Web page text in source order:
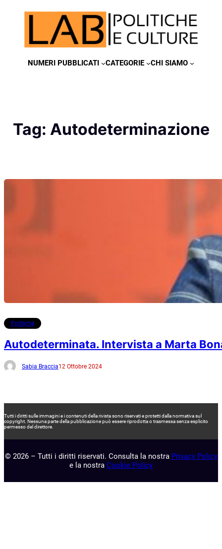
NUMERI PUBBLICATI CATEGORIE CHI SIAMO
Tag: Autodeterminazione
Politiche
Autodeterminata. Intervista a Marta
Sabia Braccia12 Ottobre 2024
Tutti i diritti sulle immagini e i contenuti della rivista sono riservati e protetti dalla normativa sul
copyright. Nessuna parte della pubblicazione può essere riprodotta o trasmessa senza esplicito
permesso del direttore.
© 2026 – Tutti i diritti riservati. Consulta la nostra Privacy Policy
e la nostra Cookie Policy